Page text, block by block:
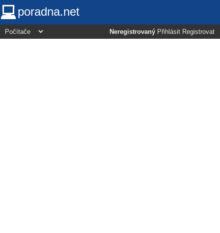
poradna.net
Neregistrovaný Přihlásit Registrovat